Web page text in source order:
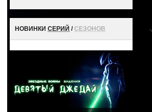
НОВИНКИ СЕРИЙ /СЕЗОНОВ